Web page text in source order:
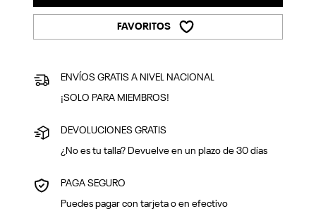
FAVORITOS
ENVÍOS GRATIS A NIVEL NACIONAL
¡SOLO PARA MIEMBROS!
DEVOLUCIONES GRATIS
¿No es tu talla? Devuelve en un plazo de 30 días
PAGA SEGURO
Puedes pagar con tarjeta o en efectivo